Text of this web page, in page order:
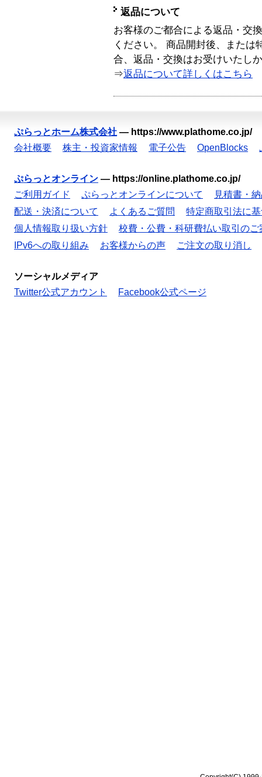
返品について
お客様のご都合による返品・交
ください。 商品開封後、または
合、返品・交換はお受けいたし
⇒返品について詳しくはこちら
ぷらっとホーム株式会社 — https://www.plathome.co.jp/
会社概要
株主・投資家情報 電子公告 OpenBlocks
ぷらっとオンライン — https://online.plathome.co.jp/
ご利用ガイド
ぷらっとオンラインについて
見積書・
配送・決済について
よくあるご質問
特定商取引法に
個人情報取り扱い方針
校費・公費・科研費払い取引のご
IPv6への取り組み
お客様からの声 ご注文の取り消し
ソーシャルメディア
Twitter公式アカウント
Facebook公式ページ